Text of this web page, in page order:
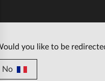
you like to be
No